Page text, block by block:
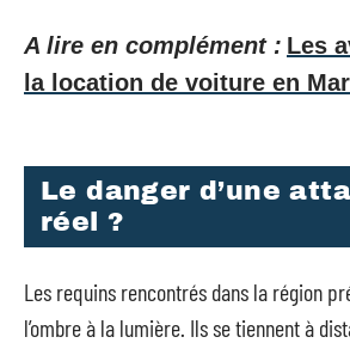
A lire en complément : Les
la location de voiture en
Le danger d’une
réel ?
Les requins rencontrés dans la région
l’ombre à la lumière. Ils se tiennent à